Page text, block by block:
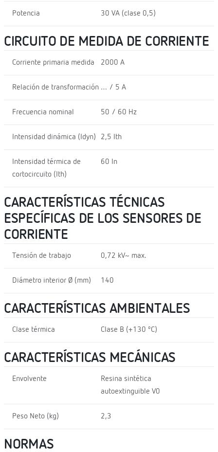
Potencia 30 VA (clase 0,5)
CIRCUITO DE MEDIDA DE CORRIENTE
Corriente primaria medida 2000 A
Relación de transformación … / 5 A
Frecuencia nominal 50 / 60 Hz
Intensidad dinámica (Idyn) 2,5 Ith
Intensidad térmica de
cortocircuito (Ith)
60 In
CARACTERÍSTICAS TÉCNICAS
ESPECÍFICAS DE LOS SENSORES DE
CORRIENTE
Tensión de trabajo 0,72 kV~ max.
Diámetro interior Ø (mm) 140
CARACTERÍSTICAS AMBIENTALES
Clase térmica Clase B (+130 ºC)
CARACTERÍSTICAS MECÁNICAS
Envolvente
Resina sintética
autoextinguible V0
Peso Neto (kg) 2,3
NORMAS